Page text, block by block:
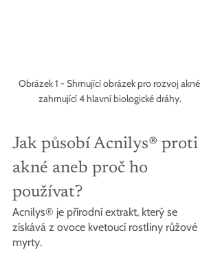
Obrázek 1 - Shrnující obrázek pro rozvoj akné
zahrnující 4 hlavní biologické dráhy.
Jak působí Acnilys® proti
akné aneb proč ho
používat?
Acnilys® je přírodní extrakt, který se
získává z ovoce kvetoucí rostliny růžové
myrty.